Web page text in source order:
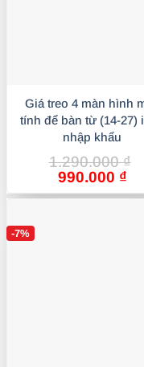
Giá treo 4 màn hình
tính để bàn từ (14-27)
nhập khẩu
1.290.000₫
Giá
gốc
990.000 ₫Giá
-7%